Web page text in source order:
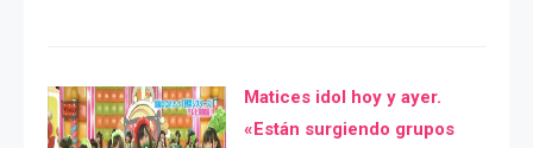
Matices idol hoy y ayer.
«Están surgiendo grupos